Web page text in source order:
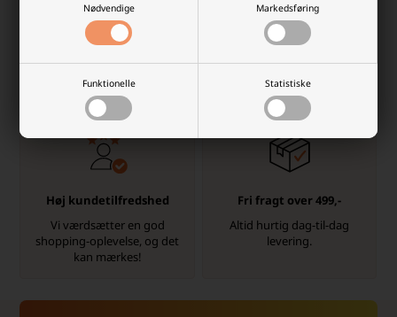
Nødvendige Markedsføring
Funktionelle Statistiske
Dag-til-dag levering
kl.14.00 sendes samme dag.
info@batterilageret.dk
Høj kundetilfredshed
Vi værdsætter en god
shopping-oplevelse, og det
kan mærkes!
Fri fragt over 499,-
Altid hurtig dag-til-dag
levering.